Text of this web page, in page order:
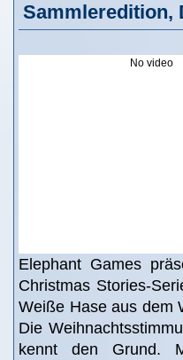
Sammleredition,
No video
Elephant Games
Christmas Stories-
Weiße Hase aus dem
Die
kennt den Grund.